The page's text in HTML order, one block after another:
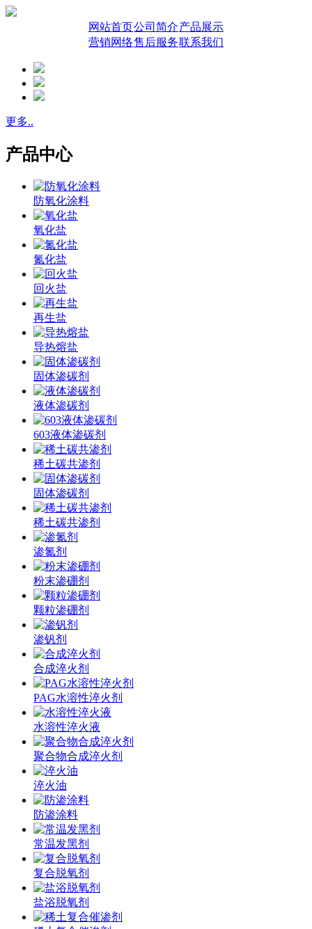
网站首页公司简介产品展示
营销网络售后服务联系我们
更多..
产品中心
防氧化涂料
氧化盐
氮化盐
回火盐
再生盐
导热熔盐
固体渗碳剂
液体渗碳剂
603液体渗碳剂
稀土碳共渗剂
固体渗碳剂
稀土碳共渗剂
渗氮剂
粉末渗硼剂
颗粒渗硼剂
渗钒剂
合成淬火剂
PAG水溶性淬火剂
水溶性淬火液
聚合物合成淬火剂
淬火油
防渗涂料
常温发黑剂
复合脱氧剂
盐浴脱氧剂